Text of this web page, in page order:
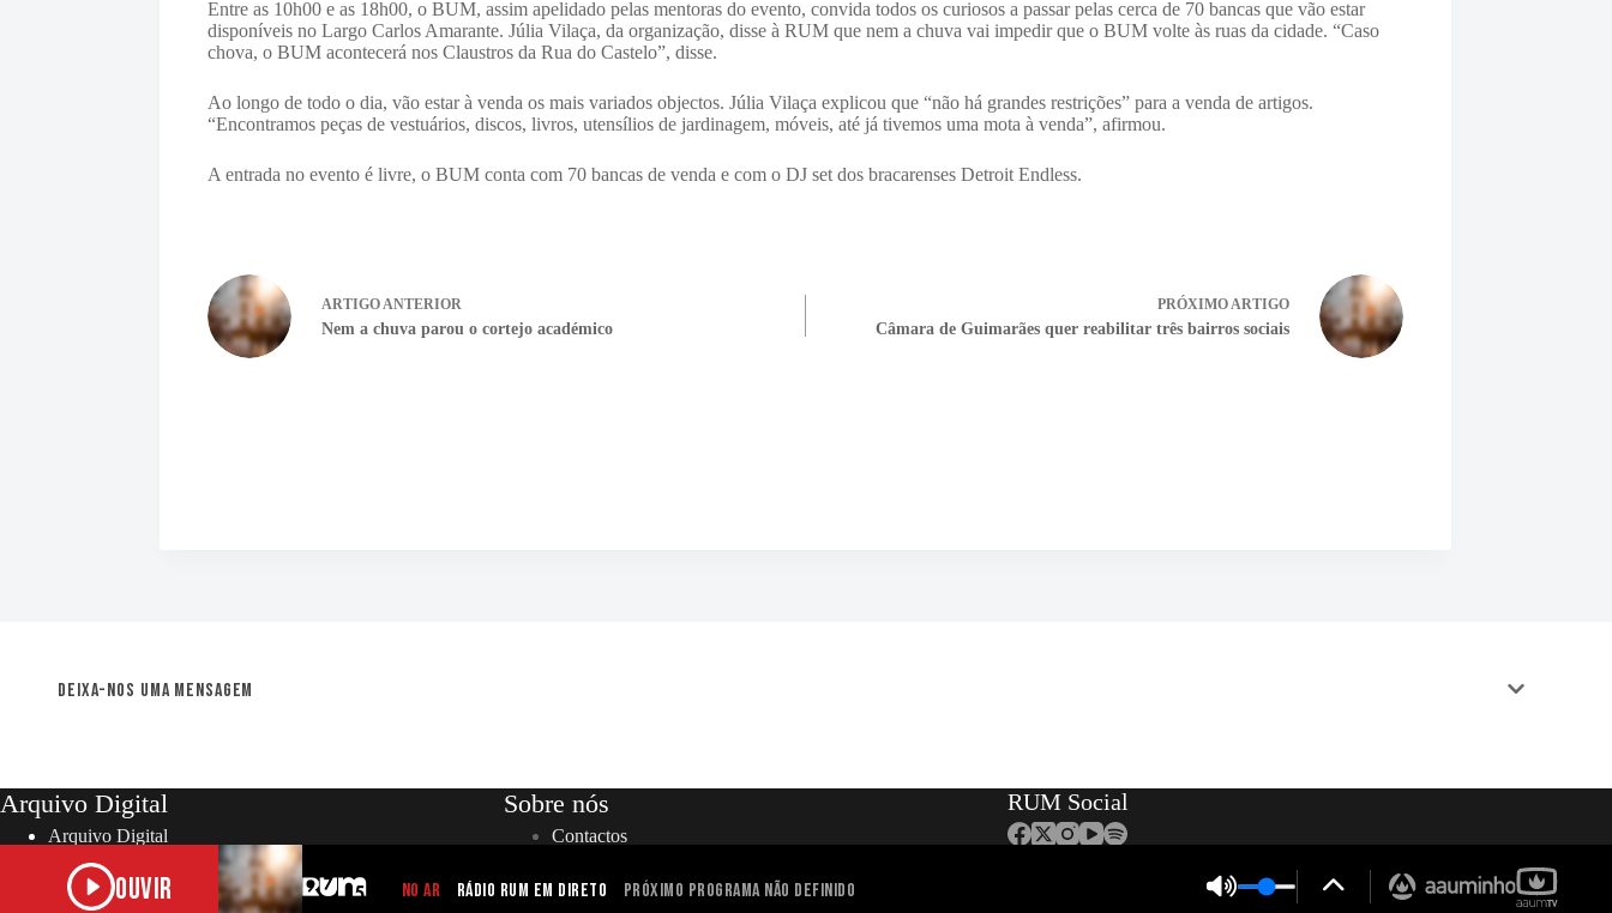
Entre as 10h00 e as 18h00, o BUM, assim apelidado pelas mentoras do evento, convida todos os curiosos a passar pelas cerca de 70 bancas que vão estar
disponíveis no Largo Carlos Amarante. Júlia Vilaça, da organização, disse à RUM que nem a chuva vai impedir que o BUM volte às ruas da cidade. “Caso
chova, o BUM acontecerá nos Claustros da Rua do Castelo”, disse.
Ao longo de todo o dia, vão estar à venda os mais variados objectos. Júlia Vilaça explicou que “não há grandes restrições” para a venda de artigos.
“Encontramos peças de vestuários, discos, livros, utensílios de jardinagem, móveis, até já tivemos uma mota à venda”, afirmou.
A entrada no evento é livre, o BUM conta com 70 bancas de venda e com o DJ set dos bracarenses Detroit Endless.
ARTIGOANTERIOR
Nem a chuva parou o cortejo académico
PRÓXIMOARTIGO
Câmara de Guimarães quer reabilitar três bairros sociais
Deixa-nos uma mensagem
Arquivo Digital
Arquivo Digital
Sobre nós
Contactos
Localização
RUM Social
Copyright © 2026 – RUM | Todos os direitos reservados. | Designed and developed by Gen Design Studio
Ouvir NO AR Rádio RUM em Direto Próximo programa não definido